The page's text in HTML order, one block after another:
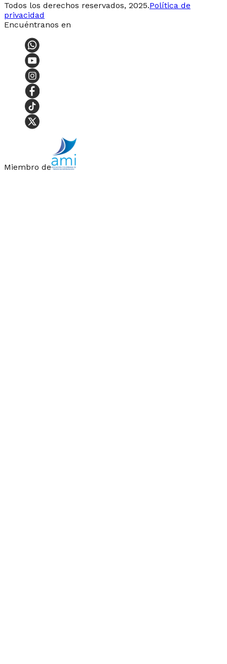
Todos los derechos reservados, 2025.Política de
privacidad
Encuéntranos en
Miembro de